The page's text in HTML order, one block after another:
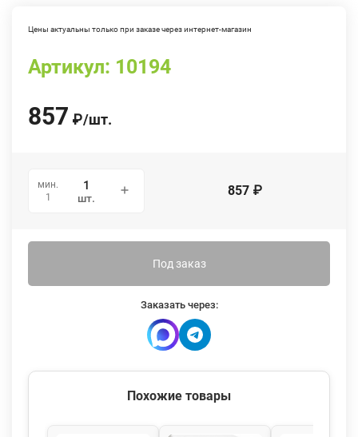
Цены актуальны только при заказе через интернет-магазин
Артикул: 10194
857 ₽/шт.
мин.
1
шт. 857 ₽
Под заказ
Заказать через:
Похожие товары